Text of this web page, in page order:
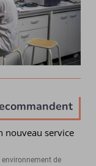
nouveau service
de